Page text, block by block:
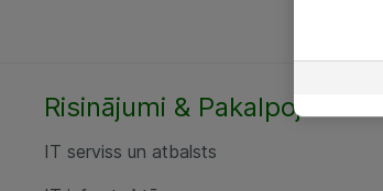
Risinājumi & Pakalpojumi
IT serviss un atbalsts